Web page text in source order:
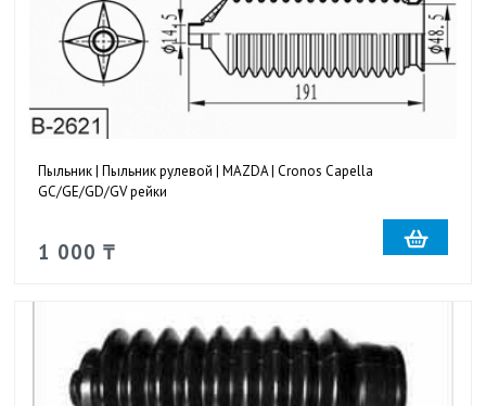
Пыльник | Пыльник рулевой | MAZDA | Cronos Capella
GC/GE/GD/GV рейки
1 000 ₸